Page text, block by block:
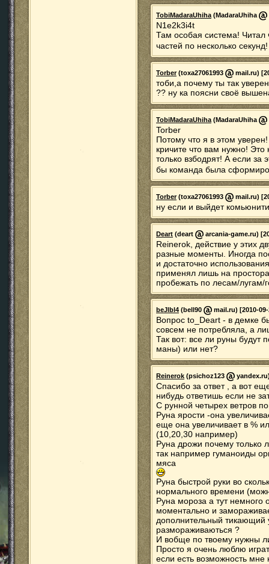
TobiMadaraUhiha(MadaraUhiha
N1e2k3i4t
Там особая система! Читал
частей по несколько
Torber(toxa27061993 mail.ru)
тоби,а почему ты так
?? ну ка поясни своё
TobiMadaraUhiha(MadaraUhiha
Torber
Потому что я в этом
кричите что вам нужно!
только взбодрят! А если за
бы команда была
Torber(toxa27061993 mail.ru)
ну если и выйдет
Deart (deart arcania-game.ru)
Reinerok, действие у этих
разные моменты. Иногда
и достаточно
применял лишь на
пробежать по лесам/лугам/
beJlbl4 (bell90 mail.ru) [2010-
Вопрос to_Deart - в демке
совсем не потребляла, а
Так вот: все ли руны будут
маны) или нет?
Reinerok (psichoz123
Спасибо за ответ , а вот
нибудь ответишь если не
С рунной четырех ветров
Руна ярости -она
еще она увеличивает в %
(10,20,30 например)
Руна дрожи почему только
так например гуманоиды
мяса
Руна быстрой руки во
нормального времени
Руна мороза а тут немного
моментально и
дополнительный тикающий
размораживаються ?
И вобще по твоему нужны
Просто я очень люблю
если есть возможность мне